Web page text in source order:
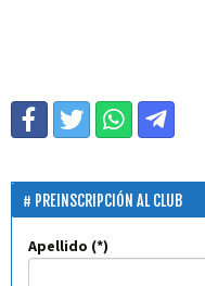
PREINSCRIPCIÓN AL CLUB
Apellido